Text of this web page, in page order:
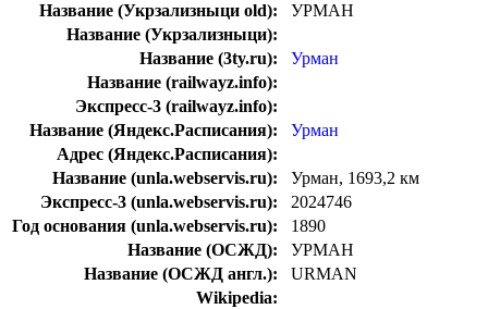
Название (Укрзализныци old):
УРМАН
Название (Укрзализныци):
Название (3ty.ru):
Урман
Название (railwayz.info):
Экспресс-3 (railwayz.info):
Название (Яндекс.Расписания):
Урман
Адрес (Яндекс.Расписания):
Название (unla.webservis.ru):
Урман, 1693,2 км
Экспресс-3 (unla.webservis.ru):
2024746
Год основания (unla.webservis.ru):
1890
Название (ОСЖД):
УРМАН
Название (ОСЖД англ.):
URMAN
Wikipedia: